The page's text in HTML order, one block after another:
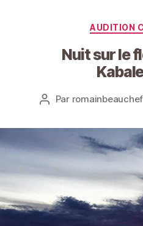
AUDITION
Nuit sur le
Auteur
l’article
Par romainbeauchef